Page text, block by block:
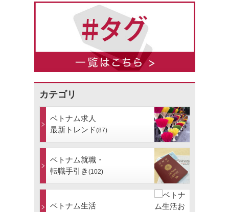
カテゴリ
ベトナム求人
最新トレンド(87)
ベトナム就職・
転職手引き (102)
ベトナム生活